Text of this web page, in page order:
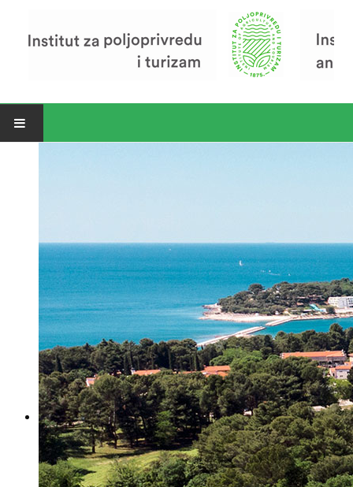
Zavod za poljoprivredu i prehranu
Zavod za ekonomiku i razvoj poljoprivrede
Zavod za turizam
Pokusno poljoprivredno imanje
Zaposlenici
Euraxess
Misija i vizija
Upravno Vijeće
Rad Upravnog vijeća
Znanstveno Vijeće
Rad Znanstvenog vijeća
Etičko povjerenstvo
Etički kodeks
Financiranje